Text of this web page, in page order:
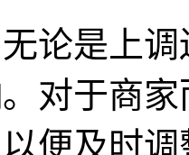
论是上
对于商
便及时